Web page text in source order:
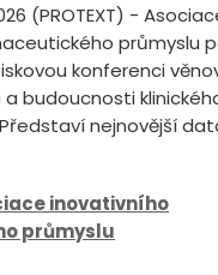
(PROTEXT) -
průmyslu
konferenci
budoucnosti
nejnovější
inovativního
průmyslu